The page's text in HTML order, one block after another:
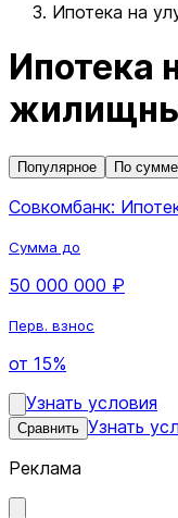
Ипотека на
Ипотека
Популярное По сумме
Совкомбанк:
Сумма до
50 000 000 ₽
Перв. взнос
от 15%
Узнать условия
Сравнить Узнать
Реклама